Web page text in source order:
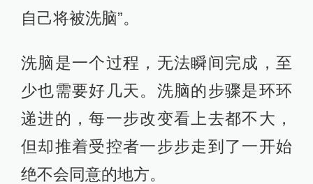
自己将被洗脑”。
洗脑是一个过程，无法瞬间完成，至
少也需要好几天。洗脑的步骤是环环
递进的，每一步改变看上去都不大，
但却推着受控者一步步走到了一开始
绝不会同意的地方。